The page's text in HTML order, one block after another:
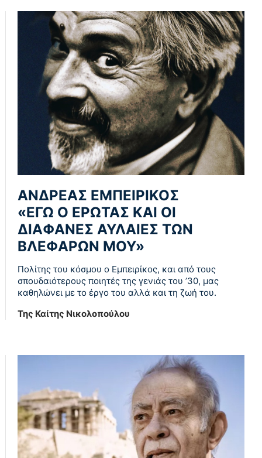
ΑΝΔΡΕΑΣ ΕΜΠΕΙΡΙΚΟΣ
«ΕΓΏ Ο ΈΡΩΤΑΣ ΚΑΙ ΟΙ
ΔΙΆΦΑΝΕΣ ΑΥΛΑΊΕΣ ΤΩΝ
ΒΛΕΦΆΡΩΝ ΜΟΥ»
Πολίτης του κόσμου ο Εμπειρίκος, και από τους
σπουδαιότερους ποιητές της γενιάς του ’30, μας
καθηλώνει με το έργο του αλλά και τη ζωή του.
Της Καίτης Νικολοπούλου